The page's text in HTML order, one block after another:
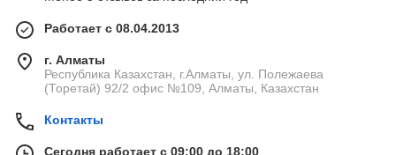
Работает с 08.04.2013
г. Алматы
Республика Казахстан, г.Алматы, ул. Полежаева
(Торетай) 92/2 офис №109, Алматы, Казахстан
Контакты
Сегодня работает с 09:00 до 18:00